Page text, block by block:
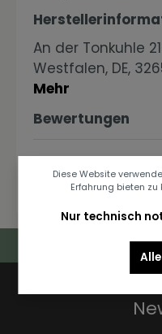
An der Tonkuhle
Westfalen, DE,
Mehr
Bewertungen
Diese Website
Erfahrung bieten zu
Nur technisch